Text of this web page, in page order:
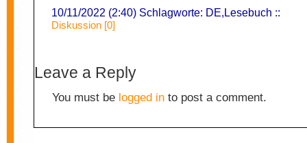
10/11/2022 (2:40) Schlagworte: DE,Lesebuch ::
Diskussion [0]
Leave a Reply
You must be logged in to post a comment.